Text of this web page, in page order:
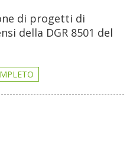
di progetti di
della DGR 8501 del